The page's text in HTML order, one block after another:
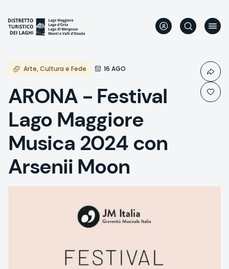
contenu
principal
Arte, Cultura e Fede 16 AGO
ARONA - Festival
Lago Maggiore
Musica 2024 con
Arsenii Moon